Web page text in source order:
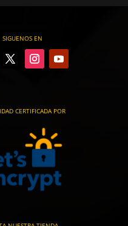
SIGUENOS EN
CERTIFICADA POR